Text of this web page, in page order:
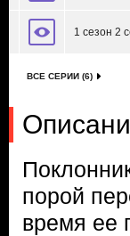
1 сезон 2
ВСЕ СЕРИИ (6)
порой
время ее